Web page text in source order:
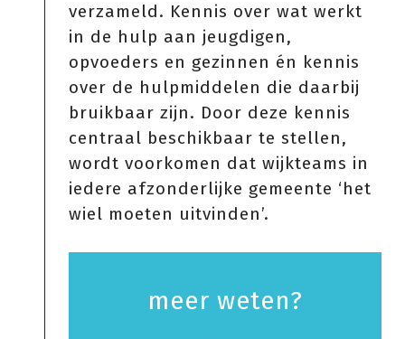
verzameld. Kennis over wat werkt
in de hulp aan jeugdigen,
opvoeders en gezinnen én kennis
over de hulpmiddelen die daarbij
bruikbaar zijn. Door deze kennis
centraal beschikbaar te stellen,
wordt voorkomen dat wijkteams in
iedere afzonderlijke gemeente ‘het
wiel moeten uitvinden’.
meer weten?